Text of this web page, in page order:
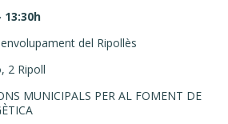
13:30h
del Ripollès
2 Ripoll
MUNICIPALS PER AL FOMENT DE